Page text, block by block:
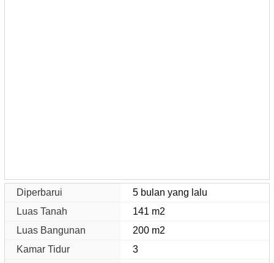
Diperbarui
5 bulan yang lalu
Luas Tanah
141 m2
Luas Bangunan
200 m2
Kamar Tidur
3